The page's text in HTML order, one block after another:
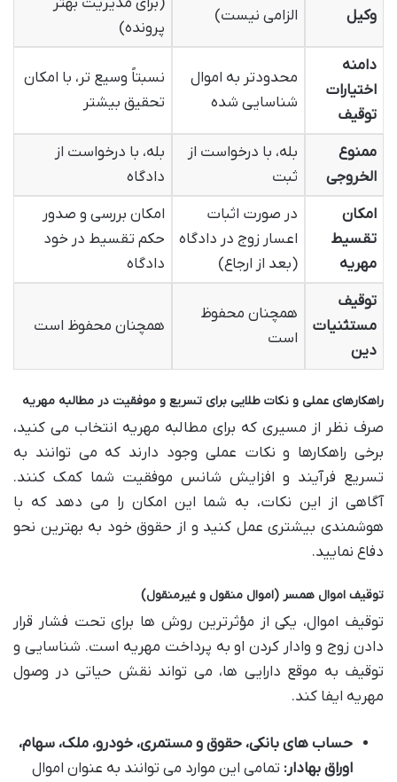
وکیل
الزامی نیست)
پرونده)
دامنه
اختیارات
توقیف
محدودتر به اموال
شناسایی شده
نسبتاً وسیع تر، با امکان
تحقیق بیشتر
ممنوع
الخروجی
بله، با درخواست از
ثبت
بله، با درخواست از
دادگاه
امکان
تقسیط
مهریه
در صورت اثبات
اعسار زوج در دادگاه
(بعد از ارجاع)
امکان بررسی و صدور
حکم تقسیط در خود
دادگاه
توقیف
مستثنیات
دین
همچنان محفوظ
است
همچنان محفوظ است
راهکارهای عملی و نکات طلایی برای تسریع و موفقیت در مطالبه مهریه
صرف نظر از مسیری که برای مطالبه مهریه انتخاب می کنید،
برخی راهکارها و نکات عملی وجود دارند که می توانند به
تسریع فرآیند و افزایش شانس موفقیت شما کمک کنند.
آگاهی از این نکات، به شما این امکان را می دهد که با
هوشمندی بیشتری عمل کنید و از حقوق خود به بهترین نحو
دفاع نمایید.
توقیف اموال همسر (اموال منقول و غیرمنقول)
توقیف اموال، یکی از مؤثرترین روش ها برای تحت فشار قرار
دادن زوج و وادار کردن او به پرداخت مهریه است. شناسایی و
توقیف به موقع دارایی ها، می تواند نقش حیاتی در وصول
مهریه ایفا کند.
حساب های بانکی، حقوق و مستمری، خودرو، ملک، سهام،
اوراق بهادار: تمامی این موارد می توانند به عنوان اموال